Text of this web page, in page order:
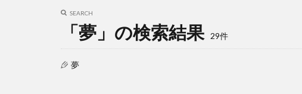
SEARCH
「夢」の検索結果 29件
夢